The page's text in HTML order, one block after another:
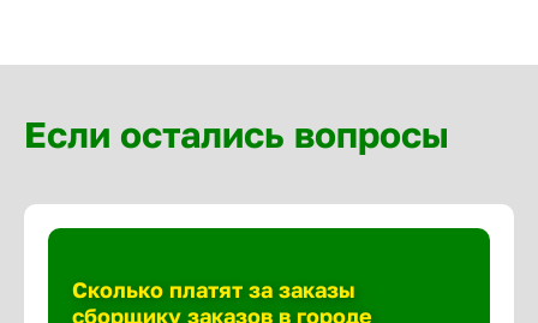
Если остались вопросы
Сколько платят за заказы
сборщику заказов в городе